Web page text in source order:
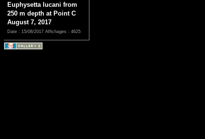
Euphysetta lucani from
250 m depth at Point C
August 7, 2017
Date : 15/08/2017 Affichages : 4625